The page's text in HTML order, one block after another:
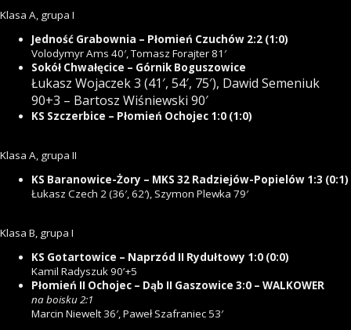
Klasa A, grupa I
Jedność Grabownia – Płomień Czuchów 2:2 (1:0)
Volodymyr Ams 40′, Tomasz Forajter 81′
Sokół Chwałęcice – Górnik Boguszowice
Łukasz Wojaczek 3 (41′, 54′, 75′), Dawid Semeniuk
90+3 – Bartosz Wiśniewski 90′
KS Szczerbice – Płomień Ochojec 1:0 (1:0)
Klasa A, grupa II
KS Baranowice-Żory – MKS 32 Radziejów-Popielów 1:3 (0:1)
Łukasz Czech 2 (36′, 62′), Szymon Plewka 79′
Klasa B, grupa I
KS Gotartowice – Naprzód II Rydułtowy 1:0 (0:0)
Kamil Radyszuk 90’+5
Płomień II Ochojec – Dąb II Gaszowice 3:0 – WALKOWER
na boisku 2:1
Marcin Niewelt 36′, Paweł Szafraniec 53′